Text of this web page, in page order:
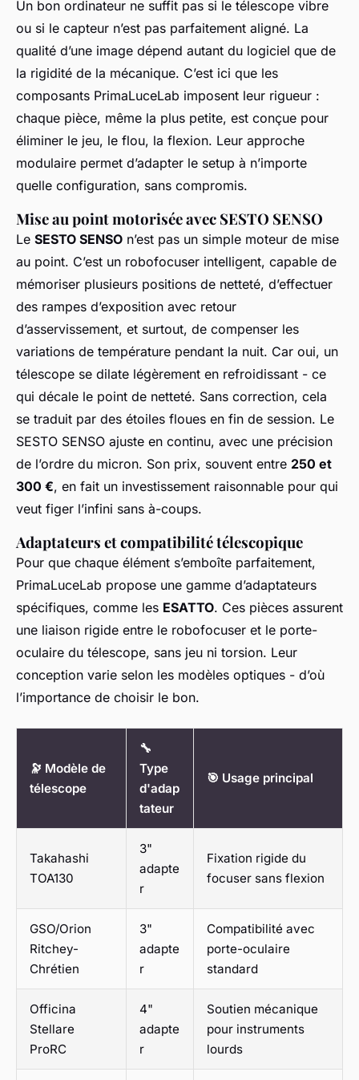
Un bon ordinateur ne suffit pas si le télescope vibre
ou si le capteur n’est pas parfaitement aligné. La
qualité d’une image dépend autant du logiciel que de
la rigidité de la mécanique. C’est ici que les
composants PrimaLuceLab imposent leur rigueur :
chaque pièce, même la plus petite, est conçue pour
éliminer le jeu, le flou, la flexion. Leur approche
modulaire permet d’adapter le setup à n’importe
quelle configuration, sans compromis.
Mise au point motorisée avec SESTO SENSO
Le SESTO SENSO n’est pas un simple moteur de mise
au point. C’est un robofocuser intelligent, capable de
mémoriser plusieurs positions de netteté, d’effectuer
des rampes d’exposition avec retour
d’asservissement, et surtout, de compenser les
variations de température pendant la nuit. Car oui, un
télescope se dilate légèrement en refroidissant - ce
qui décale le point de netteté. Sans correction, cela
se traduit par des étoiles floues en fin de session. Le
SESTO SENSO ajuste en continu, avec une précision
de l’ordre du micron. Son prix, souvent entre 250 et
300 €, en fait un investissement raisonnable pour qui
veut figer l’infini sans à-coups.
Adaptateurs et compatibilité télescopique
Pour que chaque élément s’emboîte parfaitement,
PrimaLuceLab propose une gamme d’adaptateurs
spécifiques, comme les ESATTO. Ces pièces assurent
une liaison rigide entre le robofocuser et le porte-
oculaire du télescope, sans jeu ni torsion. Leur
conception varie selon les modèles optiques - d’où
l’importance de choisir le bon.
🔭 Modèle de
télescope
🔧
Type
d'adap
tateur
🎯 Usage principal
Takahashi
TOA130
3"
adapte
r
Fixation rigide du
focuser sans flexion
GSO/Orion
Ritchey-
Chrétien
3"
adapte
r
Compatibilité avec
porte-oculaire
standard
Officina
Stellare
ProRC
4"
adapte
r
Soutien mécanique
pour instruments
lourds